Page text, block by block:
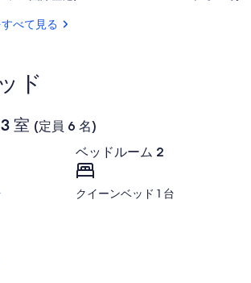
べて見る
ド
室 (定員 6 名)
ベッドルーム 2
クイーンベッド 1 台